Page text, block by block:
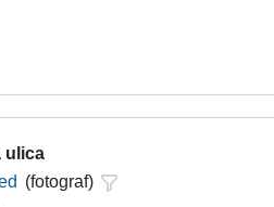
ulica
(fotograf)